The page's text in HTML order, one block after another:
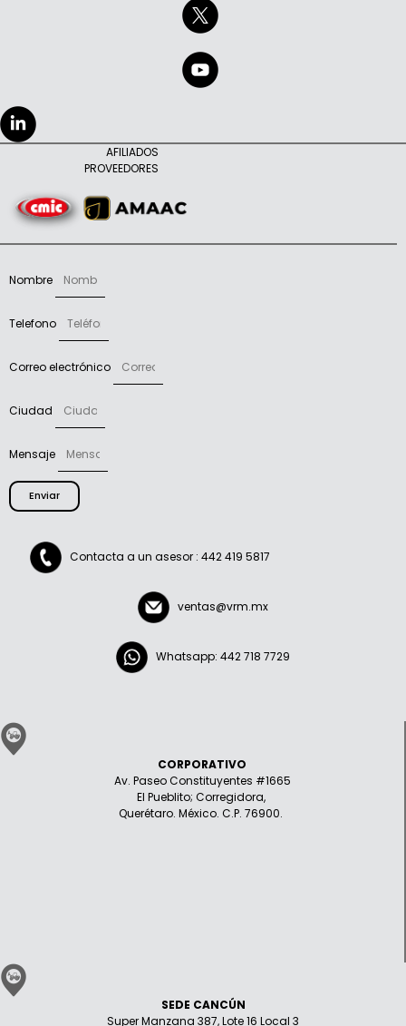
AFILIADOS
PROVEEDORES
Nombre
Telefono
Correo electrónico
Ciudad
Mensaje
Enviar
Contacta a un asesor : 442 419 5817
ventas@vrm.mx
Whatsapp: 442 718 7729
CORPORATIVO
Av. Paseo Constituyentes #1665
El Pueblito; Corregidora,
Querétaro. México. C.P. 76900.
SEDE CANCÚN
Super Manzana 387, Lote 16 Local 3